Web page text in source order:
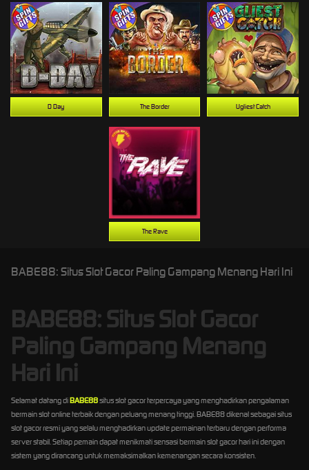
D Day The Border Ugliest Catch
The Rave
BABE88: Situs Slot Gacor Paling Gampang Menang Hari Ini
BABE88: Situs Slot Gacor
Paling Gampang Menang
Hari Ini
Selamat datang diBABE88situs slot gacor terpercaya yang menghadirkan pengalaman
bermain slot online terbaik dengan peluang menang tinggi. BABE88 dikenal sebagai situs
slot gacor resmi yang selalu menghadirkan update permainan terbaru dengan performa
server stabil. Setiap pemain dapat menikmati sensasi bermain slot gacor hari ini dengan
sistem yang dirancang untuk memaksimalkan kemenangan secara konsisten.